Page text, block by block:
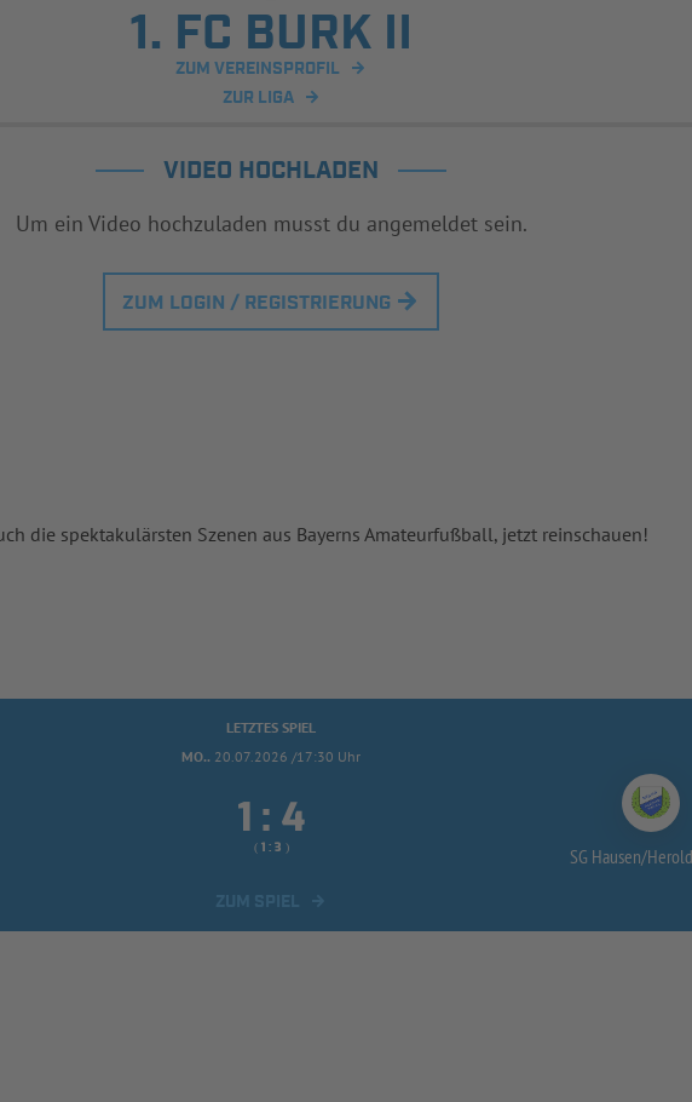
1. FC BURK II
ZUM VEREINSPROFIL
ZUR LIGA
VIDEO HOCHLADEN
Um ein Video hochzuladen musst du angemeldet sein.
ZUM LOGIN / REGISTRIERUNG
die spektakulärsten Szenen aus Bayerns Amateurfußball, jetzt reinschauen!
LETZTES SPIEL
MO.. 20.07.2026 /17:30 Uhr
 : 
(  :  ) SG Hausen/